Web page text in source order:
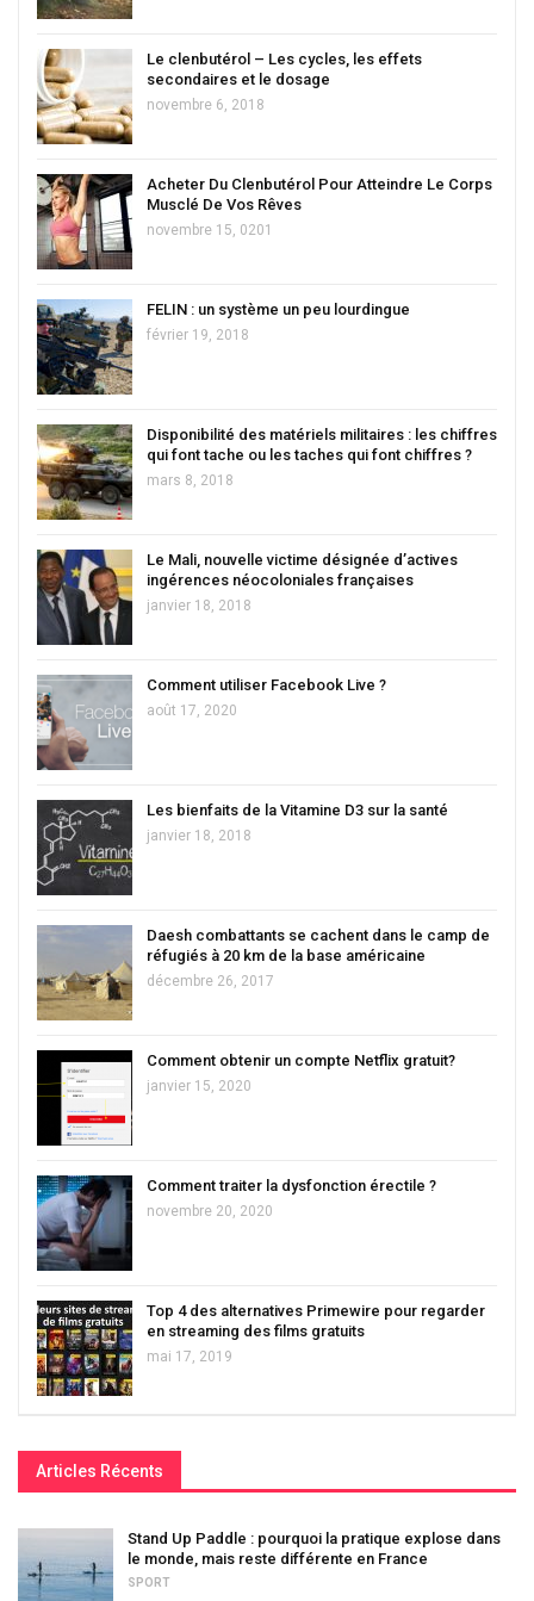
Le clenbutérol – Les cycles, les effets
secondaires et le dosage
novembre 6, 2018
Acheter Du Clenbutérol Pour Atteindre Le Corps
Musclé De Vos Rêves
novembre 15, 0201
FELIN : un système un peu lourdingue
février 19, 2018
Disponibilité des matériels militaires : les chiffres
qui font tache ou les taches qui font chiffres ?
mars 8, 2018
Le Mali, nouvelle victime désignée d’actives
ingérences néocoloniales françaises
janvier 18, 2018
Comment utiliser Facebook Live ?
août 17, 2020
Les bienfaits de la Vitamine D3 sur la santé
janvier 18, 2018
Daesh combattants se cachent dans le camp de
réfugiés à 20 km de la base américaine
décembre 26, 2017
Comment obtenir un compte Netflix gratuit?
janvier 15, 2020
Comment traiter la dysfonction érectile ?
novembre 20, 2020
Top 4 des alternatives Primewire pour regarder
en streaming des films gratuits
mai 17, 2019
Articles Récents
Stand Up Paddle : pourquoi la pratique explose dans
le monde, mais reste différente en France
SPORT